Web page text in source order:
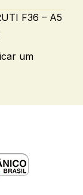
F36 – A5
um